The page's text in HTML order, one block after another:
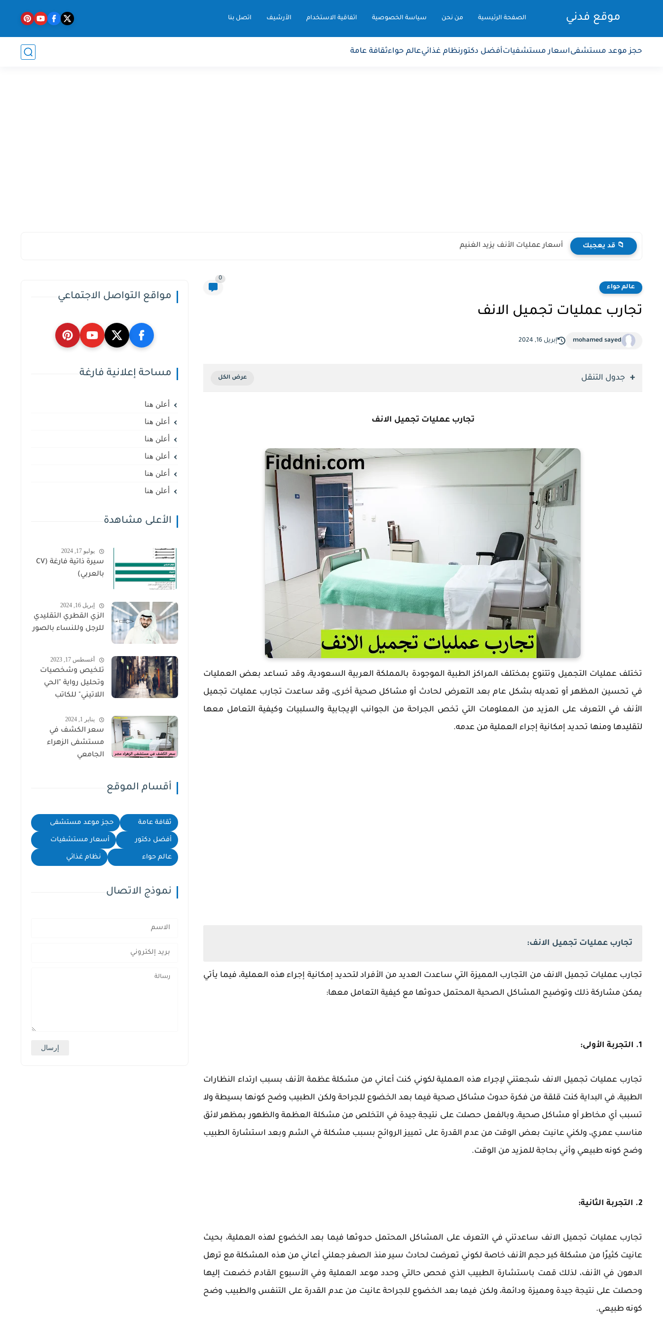
موقع فدني الصفحة الرئيسية من نحن سياسة الخصوصية اتفاقية الاستخدام الأرشيف اتصل بنا
حجز موعد مستشفىاسعار مستشفياتأفضل دكتورنظام غذائيعالم حواءثقافة عامة
📁 قد يعجبك أسعار عمليات الأنف يزيد الغنيم
عالم حواء
0
تجارب عمليات تجميل الانف
mohamed sayed إبريل 16, 2024
جدول التنقل
تجارب عمليات تجميل الانف
‏تختلف عمليات التجميل وتتنوع بمختلف المراكز الطبية الموجودة بالمملكة العربية السعودية، وقد تساعد بعض العمليات
في تحسين المظهر أو تعديله بشكل عام بعد التعرض لحادث أو مشاكل صحية أخرى، وقد ساعدت تجارب عمليات تجميل
الأنف في التعرف على المزيد من المعلومات التي تخص الجراحة من الجوانب الإيجابية والسلبيات وكيفية التعامل معها
لتقليدها ومنها تحديد إمكانية إجراء العملية من عدمه.
تجارب عمليات تجميل الانف:
تجارب عمليات تجميل الانف من التجارب المميزة التي ساعدت العديد من الأفراد لتحديد إمكانية إجراء هذه العملية، فيما يأتي
يمكن مشاركة ذلك وتوضيح المشاكل الصحية المحتمل حدوثها مع كيفية التعامل معها:
1. التجربة الأولى:
تجارب عمليات تجميل الانف شجعتني لإجراء هذه العملية لكوني كنت أعاني من مشكلة عظمة الأنف بسبب ارتداء النظارات
الطبية، في البداية كنت قلقة من فكرة حدوث مشاكل صحية فيما بعد الخضوع للجراحة ولكن الطبيب وضح كونها بسيطة ولا
تسبب أي مخاطر أو مشاكل صحية، وبالفعل حصلت على نتيجة جيدة في التخلص من مشكلة العظمة والظهور بمظهر لائق
مناسب عمري، ولكني عانيت بعض الوقت من عدم القدرة على تمييز الروائح بسبب مشكلة في الشم وبعد استشارة الطبيب
وضح كونه طبيعي وأني بحاجة للمزيد من الوقت.
2. التجربة الثانية:
تجارب عمليات تجميل الانف ساعدتني في التعرف على المشاكل المحتمل حدوثها فيما بعد الخضوع لهذه العملية، بحيث
عانيت كثيرًا من مشكلة كبر حجم الأنف خاصة لكوني تعرضت لحادث سير منذ الصغر جعلني أعاني من هذه المشكلة مع ترهل
الدهون في الأنف، لذلك قمت باستشارة الطبيب الذي فحص حالتي وحدد موعد العملية وفي الأسبوع القادم خضعت إليها
وحصلت على نتيجة جيدة ومميزة ودائمة، ولكن فيما بعد الخضوع للجراحة عانيت من عدم القدرة على التنفس والطبيب وضح
كونه طبيعي.
مواقع التواصل الاجتماعي
مساحة إعلانية فارغة
أعلن هنا
أعلن هنا
أعلن هنا
أعلن هنا
أعلن هنا
أعلن هنا
الأعلى مشاهدة
يوليو 17, 2024
سيرة ذاتية فارغة (CV
بالعربي)
إبريل 16, 2024
الزي القطري التقليدي
للرجل وللنساء بالصور
أغسطس 17, 2023
تلخيص وشخصيات
وتحليل رواية "الحي
اللاتيني" للكاتب
يناير 1, 2024
سعر الكشف في
مستشفى الزهراء
الجامعي
أقسام الموقع
ثقافة عامة حجز موعد مستشفى
أفضل دكتور أسعار مستشفيات
عالم حواء نظام غذائي
نموذج الاتصال